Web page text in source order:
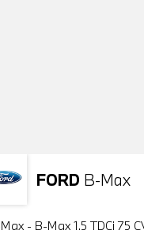
FORD B-Max
- B-Max 1.5 TDCi 75